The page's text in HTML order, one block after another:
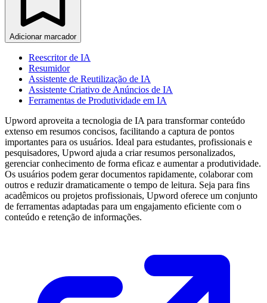
Adicionar marcador
Reescritor de IA
Resumidor
Assistente de Reutilização de IA
Assistente Criativo de Anúncios de IA
Ferramentas de Produtividade em IA
Upword aproveita a tecnologia de IA para transformar conteúdo
extenso em resumos concisos, facilitando a captura de pontos
importantes para os usuários. Ideal para estudantes, profissionais e
pesquisadores, Upword ajuda a criar resumos personalizados,
gerenciar conhecimento de forma eficaz e aumentar a produtividade.
Os usuários podem gerar documentos rapidamente, colaborar com
outros e reduzir dramaticamente o tempo de leitura. Seja para fins
acadêmicos ou projetos profissionais, Upword oferece um conjunto
de ferramentas adaptadas para um engajamento eficiente com o
conteúdo e retenção de informações.